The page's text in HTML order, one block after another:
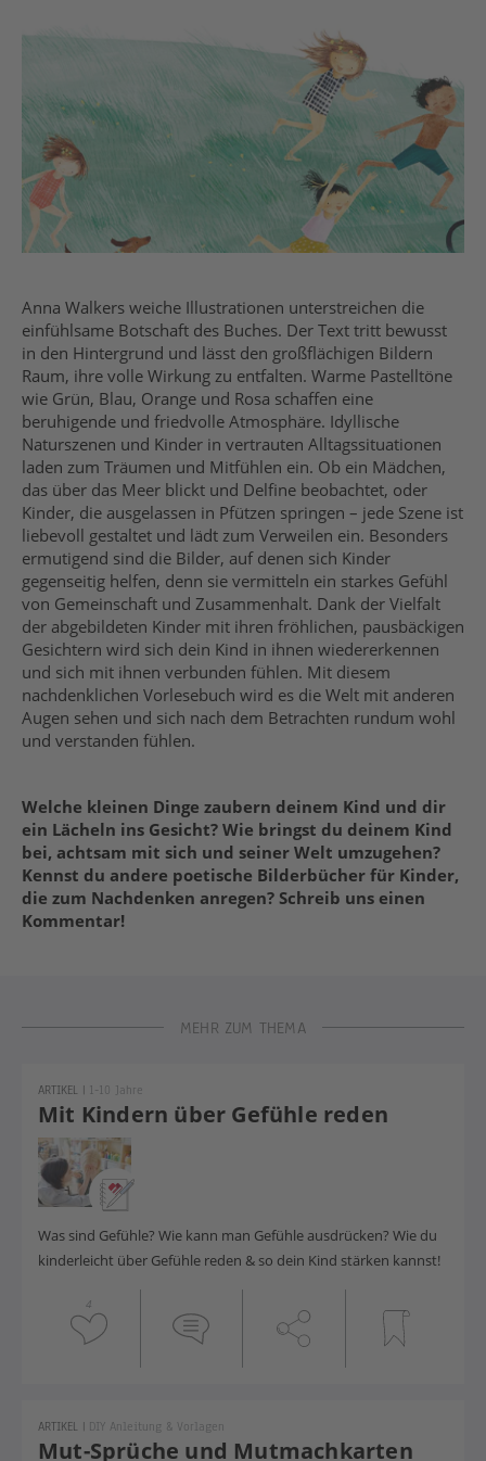
Anna Walkers weiche Illustrationen unterstreichen die
einfühlsame Botschaft des Buches. Der Text tritt bewusst
in den Hintergrund und lässt den großflächigen Bildern
Raum, ihre volle Wirkung zu entfalten. Warme Pastelltöne
wie Grün, Blau, Orange und Rosa schaffen eine
beruhigende und friedvolle Atmosphäre. Idyllische
Naturszenen und Kinder in vertrauten Alltagssituationen
laden zum Träumen und Mitfühlen ein. Ob ein Mädchen,
das über das Meer blickt und Delfine beobachtet, oder
Kinder, die ausgelassen in Pfützen springen – jede Szene ist
liebevoll gestaltet und lädt zum Verweilen ein. Besonders
ermutigend sind die Bilder, auf denen sich Kinder
gegenseitig helfen, denn sie vermitteln ein starkes Gefühl
von Gemeinschaft und Zusammenhalt. Dank der Vielfalt
der abgebildeten Kinder mit ihren fröhlichen, pausbäckigen
Gesichtern wird sich dein Kind in ihnen wiedererkennen
und sich mit ihnen verbunden fühlen. Mit diesem
nachdenklichen Vorlesebuch wird es die Welt mit anderen
Augen sehen und sich nach dem Betrachten rundum wohl
und verstanden fühlen.
Welche kleinen Dinge zaubern deinem Kind und dir
ein Lächeln ins Gesicht? Wie bringst du deinem Kind
bei, achtsam mit sich und seiner Welt umzugehen?
Kennst du andere poetische Bilderbücher für Kinder,
die zum Nachdenken anregen? Schreib uns einen
Kommentar!
MEHR ZUM THEMA
Mit Kindern über Gefühle reden
ARTIKEL | 1-10 Jahre
Was sind Gefühle? Wie kann man Gefühle ausdrücken? Wie du
kinderleicht über Gefühle reden & so dein Kind stärken kannst!
4
Mut-Sprüche und Mutmachkarten
ARTIKEL | DIY Anleitung & Vorlagen